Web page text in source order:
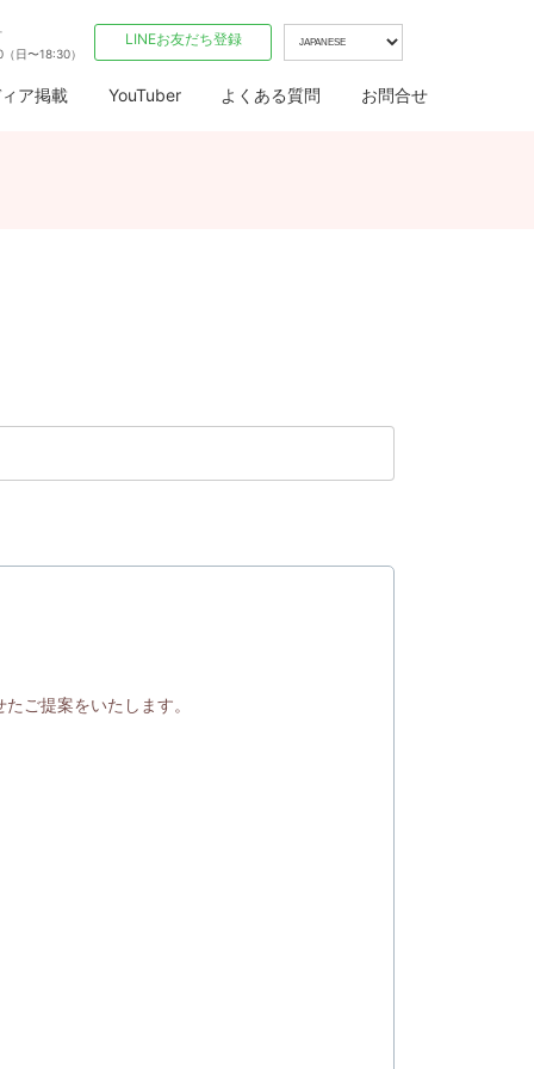
日〜18:30）
LINEお友だち登録
ア掲載 YouTuber よくある質問 お問合せ
ご提案をいたします。